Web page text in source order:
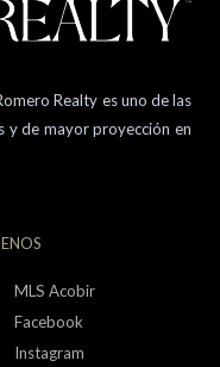
Realty es uno de las
y de mayor proyección en
MLS Acobir
Facebook
Instagram